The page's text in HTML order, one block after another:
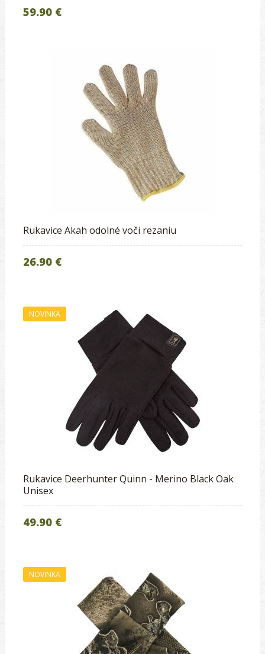
59.90 €
Rukavice Akah odolné voči rezaniu
26.90 €
NOVINKA
Rukavice Deerhunter Quinn - Merino Black Oak
Unisex
49.90 €
NOVINKA